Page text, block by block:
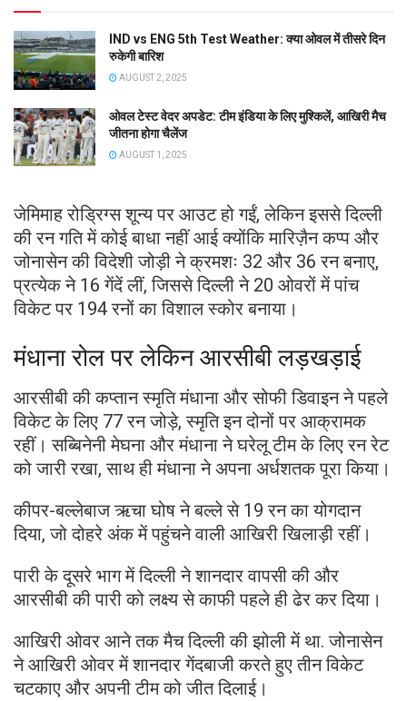
IND vs ENG 5th Test Weather: क्या ओवल में तीसरे दिन
रुकेगी बारिश
AUGUST 2, 2025
ओवल टेस्ट वेदर अपडेट: टीम इंडिया के लिए मुश्किलें, आखिरी मैच
जीतना होगा चैलेंज
AUGUST 1, 2025
जेमिमाह रोड्रिग्स शून्य पर आउट हो गईं, लेकिन इससे दिल्ली
की रन गति में कोई बाधा नहीं आई क्योंकि मारिज़ैन कप्प और
जोनासेन की विदेशी जोड़ी ने क्रमशः 32 और 36 रन बनाए,
प्रत्येक ने 16 गेंदें लीं, जिससे दिल्ली ने 20 ओवरों में पांच
विकेट पर 194 रनों का विशाल स्कोर बनाया।
मंधाना रोल पर लेकिन आरसीबी लड़खड़ाई
आरसीबी की कप्तान स्मृति मंधाना और सोफी डिवाइन ने पहले
विकेट के लिए 77 रन जोड़े, स्मृति इन दोनों पर आक्रामक
रहीं। सब्बिनेनी मेघना और मंधाना ने घरेलू टीम के लिए रन रेट
को जारी रखा, साथ ही मंधाना ने अपना अर्धशतक पूरा किया।
कीपर-बल्लेबाज ऋचा घोष ने बल्ले से 19 रन का योगदान
दिया, जो दोहरे अंक में पहुंचने वाली आखिरी खिलाड़ी रहीं।
पारी के दूसरे भाग में दिल्ली ने शानदार वापसी की और
आरसीबी की पारी को लक्ष्य से काफी पहले ही ढेर कर दिया।
आखिरी ओवर आने तक मैच दिल्ली की झोली में था. जोनासेन
ने आखिरी ओवर में शानदार गेंदबाजी करते हुए तीन विकेट
चटकाए और अपनी टीम को जीत दिलाई।